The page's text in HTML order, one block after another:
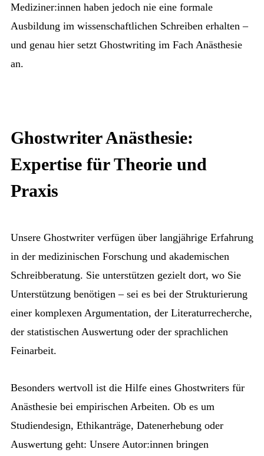
Mediziner:innen haben jedoch nie eine formale
Ausbildung im wissenschaftlichen Schreiben erhalten –
und genau hier setzt Ghostwriting im Fach Anästhesie
an.
Ghostwriter Anästhesie:
Expertise für Theorie und
Praxis
Unsere Ghostwriter verfügen über langjährige Erfahrung
in der medizinischen Forschung und akademischen
Schreibberatung. Sie unterstützen gezielt dort, wo Sie
Unterstützung benötigen – sei es bei der Strukturierung
einer komplexen Argumentation, der Literaturrecherche,
der statistischen Auswertung oder der sprachlichen
Feinarbeit.
Besonders wertvoll ist die Hilfe eines Ghostwriters für
Anästhesie bei empirischen Arbeiten. Ob es um
Studiendesign, Ethikanträge, Datenerhebung oder
Auswertung geht: Unsere Autor:innen bringen